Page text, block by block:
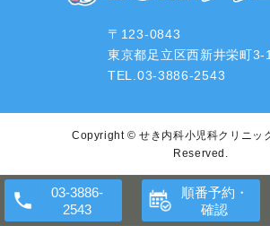
順番予約・
確認
〒123-0843
東京都足立区西新井栄町3-
TEL.03-3886-2543
Copyright ©せき内科小児科クリニッ
Reserved.